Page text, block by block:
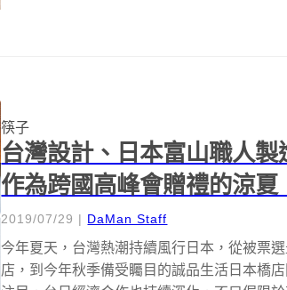
筷子
台灣設計、日本富山職人
作為跨國高峰會贈禮的涼夏
2019/07/29 | DaMan Staff
今年夏天，台灣熱潮持續風行日本，從被票
店，到今年秋季備受矚目的誠品生活日本橋